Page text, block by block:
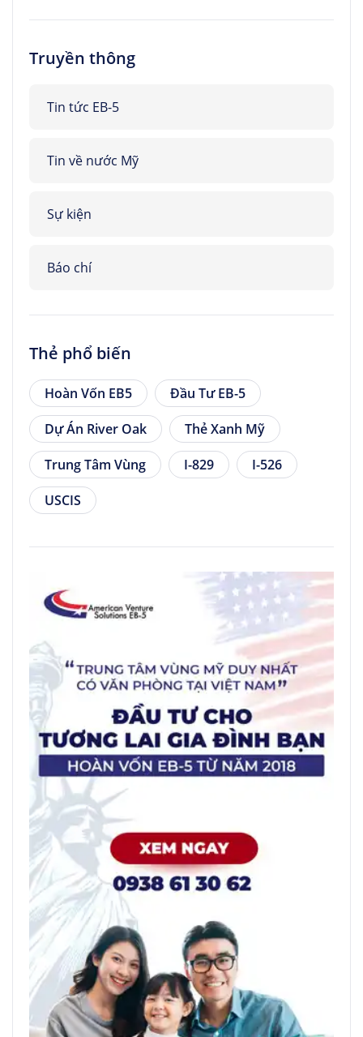
Truyền thông
Tin tức EB-5
Tin về nước Mỹ
Sự kiện
Báo chí
Thẻ phổ biến
Hoàn Vốn EB5
Đầu Tư EB-5
Dự Án River Oak
Thẻ Xanh Mỹ
Trung Tâm Vùng
I-829
I-526
USCIS